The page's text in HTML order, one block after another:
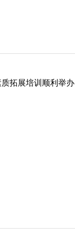
拓展培训顺利举办